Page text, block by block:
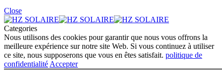
Close
Categories
Nous utilisons des cookies pour garantir que nous vous offrons la
meilleure expérience sur notre site Web. Si vous continuez à utiliser
ce site, nous supposerons que vous en êtes satisfait. politique de
confidentialité Accepter